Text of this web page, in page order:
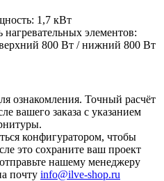
1,7 кВт
элементов:
800 Вт / нижний 800 Вт
ознакомления. Точный расчёт
вашего заказа с указанием
конфигуратором, чтобы
это сохраните ваш проект
нашему менеджеру
почту info@ilve-shop.ru